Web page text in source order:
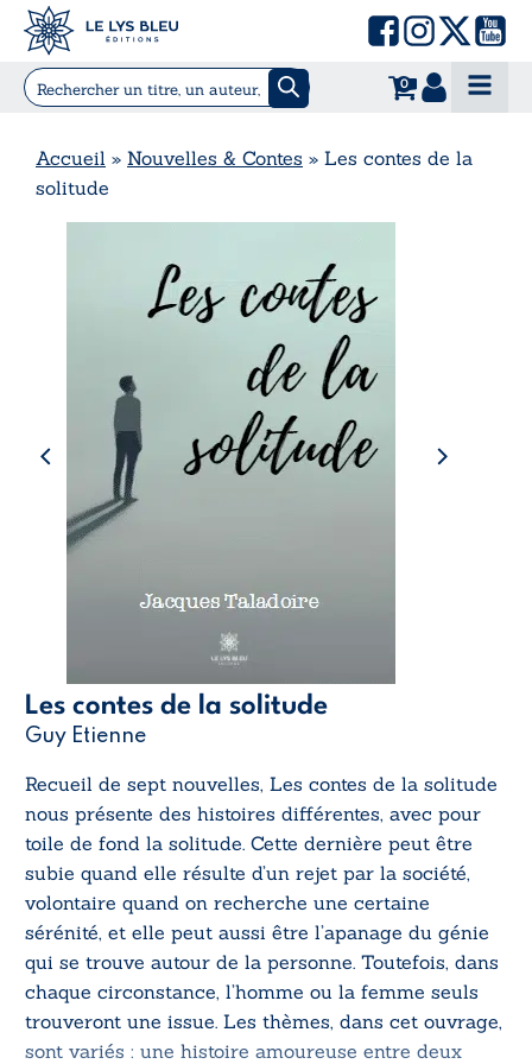
0
Accueil » Nouvelles & Contes » Les contes de la
solitude
Les contes de la solitude
Guy Etienne
Recueil de sept nouvelles, Les contes de la solitude
nous présente des histoires différentes, avec pour
toile de fond la solitude. Cette dernière peut être
subie quand elle résulte d’un rejet par la société,
volontaire quand on recherche une certaine
sérénité, et elle peut aussi être l’apanage du génie
qui se trouve autour de la personne. Toutefois, dans
chaque circonstance, l’homme ou la femme seuls
trouveront une issue. Les thèmes, dans cet ouvrage,
sont variés : une histoire amoureuse entre deux